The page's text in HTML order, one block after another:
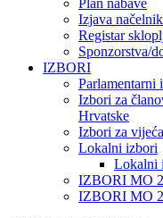
Plan nabave
Izjava
Registar
Sponzorstva/
IZBORI
Parlamentarni
Izbori za
Hrvatske
Izbori za
Lokalni izbori
Lokalni
IZBORI MO
IZBORI MO